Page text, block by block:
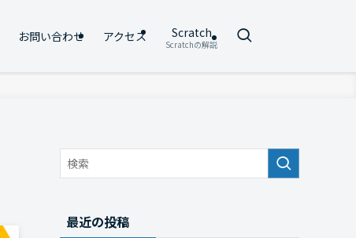
お問い合わせ アクセス Scratch
Scratchの解説
最近の投稿